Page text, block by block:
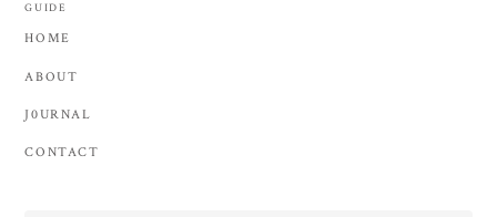
GUIDE
HOME
ABOUT
J0URNAL
CONTACT